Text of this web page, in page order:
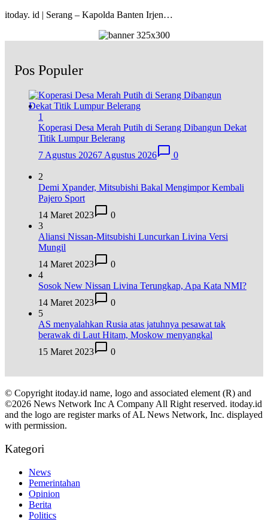
itoday. id | Serang – Kapolda Banten Irjen…
Pos Populer
1
Koperasi Desa Merah Putih di Serang Dibangun Dekat
Titik Lumpur Belerang
7 Agustus 20267 Agustus 2026 0
2
Demi Xpander, Mitsubishi Bakal Mengimpor Kembali
Pajero Sport
14 Maret 2023
0
3
Aliansi Nissan-Mitsubishi Luncurkan Livina Versi
Mungil
14 Maret 2023
0
4
Sosok New Nissan Livina Terungkap, Apa Kata NMI?
14 Maret 2023
0
5
AS menyalahkan Rusia atas jatuhnya pesawat tak
berawak di Laut Hitam, Moskow menyangkal
15 Maret 2023
0
© Copyright itoday.id name, logo and associated element (R) and
©2026 News Network Inc A Company All Right reserved. itoday.id
and the logo are register marks of AL News Network, Inc. displayed
with permission.
Kategori
News
Pemerintahan
Opinion
Berita
Politics